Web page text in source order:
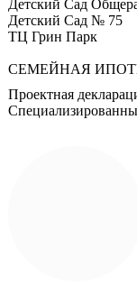
Детский Сад
Детский Сад № 75
ТЦ Грин Парк
СЕМЕЙНАЯ
Проектная